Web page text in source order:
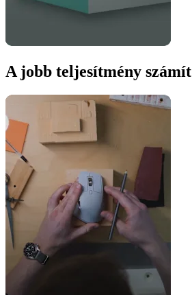
A jobb teljesítmény számít